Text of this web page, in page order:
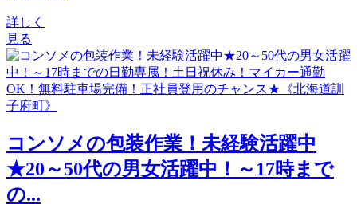
詳しく
見る
コンソメの包装作業！未経験活躍中
★20～50代の男女活躍中！～17時まで
の...